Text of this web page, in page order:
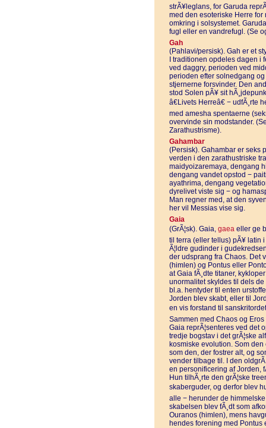
strÃ¥leglans, for Garuda
med den esoteriske Herre for
omkring i solsystemet.
fugl eller en vandrefugl. (Se
Gah
(Pahlavi/persisk). Gah er et
I traditionen opdeles dagen
ved daggry, perioden ved
perioden efter solnedgang
stjernerne forsvinder. Den
stod Solen pÃ¥ sit
â€Livets Herreâ€ −
med amesha spentaerne
overvinde sin modstander.
Zarathustrisme).
Gahambar
(Persisk). Gahambar er seks
verden i den zarathustriske
maidyoizaremaya, dengang
dengang vandet opstod −
ayathrima, dengang
dyrelivet viste sig − og
Man regner med, at den
her vil Messias vise sig.
Gaia
(GrÃ¦sk). Gaia, gaea eller ge
til terra (eller tellus) pÃ¥ latin
Ã¦ldre gudinder i
der udsprang fra Chaos. Det
(himlen) og Pontus eller
at Gaia fÃ¸dte titaner,
unormalitet skyldes til dels
bl.a. hentyder til enten
Jorden blev skabt, eller til
en vis forstand til
Sammen med Chaos og
Gaia reprÃ¦senteres ved det
tredje bogstav i det grÃ¦ske
kosmiske evolution. Som
som den, der fostrer alt, og
vender tilbage til. I den
en personificering af Jorden,
Hun tilhÃ¸rte den grÃ¦ske
skaberguder, og derfor blev
alle − herunder de
skabelsen blev fÃ¸dt som
Ouranos (himlen), mens
hendes forening med Pontus